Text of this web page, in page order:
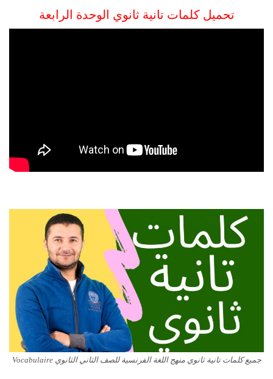
تحميل كلمات تانية ثانوي الوحدة الرابعة
جميع كلمات تانية ثانوي منهج اللغة الفرنسية للصف الثاني الثانوي Vocabulaire